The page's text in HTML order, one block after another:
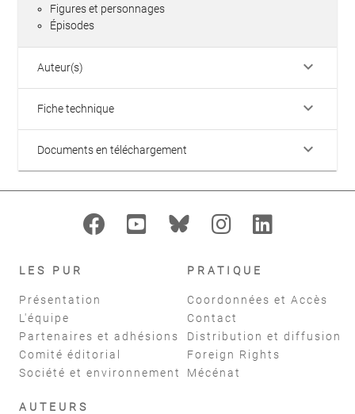
Figures et personnages
Épisodes
Auteur(s) keyboard_arrow_down
Fiche technique keyboard_arrow_down
Documents en téléchargement keyboard_arrow_down
LES PUR
Présentation
L'équipe
Partenaires et adhésions
Comité éditorial
Société et environnement
PRATIQUE
Coordonnées et Accès
Contact
Distribution et diffusion
Foreign Rights
Mécénat
AUTEURS